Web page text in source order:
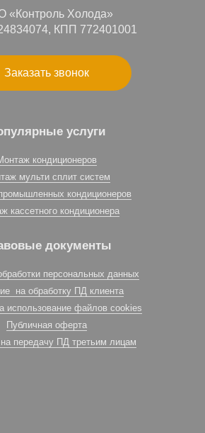
«Контроль Холода»
КПП 772401001
Заказать звонок
услуги
кондиционеров
мульти сплит систем
кондиционеров
кассетного кондиционера
документы
персональных данных
на обработку ПД клиента
использование файлов cookies
Публичная оферта
передачу ПД третьим лицам